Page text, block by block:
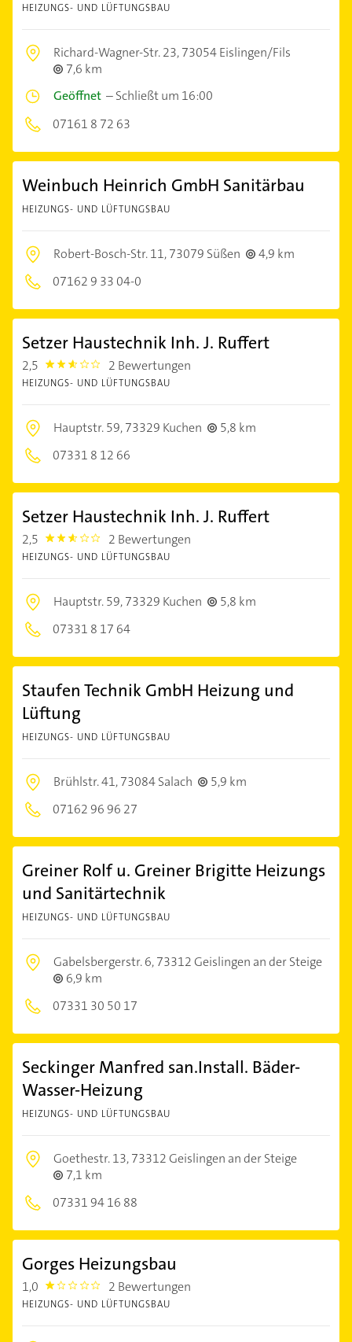
HEIZUNGS- UND LÜFTUNGSBAU
Richard-Wagner-Str. 23,73054 Eislingen/Fils
7,6 km
Geöffnet –Schließt um 16:00
07161 8 72 63
Weinbuch Heinrich GmbH Sanitärbau
HEIZUNGS- UND LÜFTUNGSBAU
Robert-Bosch-Str. 11,73079 Süßen
4,9 km
07162 9 33 04-0
Setzer Haustechnik Inh. J. Ruffert
2,5 2.5 2 Bewertungen
HEIZUNGS- UND LÜFTUNGSBAU
Hauptstr. 59,73329 Kuchen
5,8 km
07331 8 12 66
Setzer Haustechnik Inh. J. Ruffert
2,5 2.5 2 Bewertungen
HEIZUNGS- UND LÜFTUNGSBAU
Hauptstr. 59,73329 Kuchen
5,8 km
07331 8 17 64
Staufen Technik GmbH Heizung und
Lüftung
HEIZUNGS- UND LÜFTUNGSBAU
Brühlstr. 41,73084 Salach
5,9 km
07162 96 96 27
Greiner Rolf u. Greiner Brigitte Heizungs
und Sanitärtechnik
HEIZUNGS- UND LÜFTUNGSBAU
Gabelsbergerstr. 6,73312 Geislingen an der Steige
6,9 km
07331 30 50 17
Seckinger Manfred san.Install. Bäder-
Wasser-Heizung
HEIZUNGS- UND LÜFTUNGSBAU
Goethestr. 13,73312 Geislingen an der Steige
7,1 km
07331 94 16 88
Gorges Heizungsbau
1,0 1.0 2 Bewertungen
HEIZUNGS- UND LÜFTUNGSBAU